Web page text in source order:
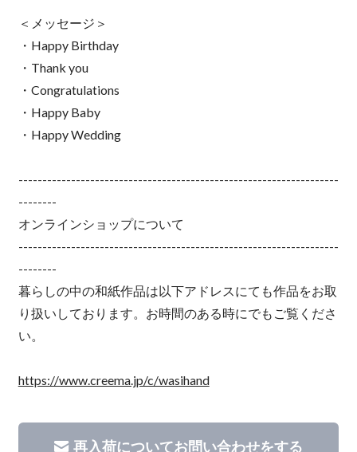
＜メッセージ＞
・Happy Birthday
・Thank you
・Congratulations
・Happy Baby
・Happy Wedding
-------------------------------------------------------------------
--------
オンラインショップについて
-------------------------------------------------------------------
--------
暮らしの中の和紙作品は以下アドレスにても作品をお取
り扱いしております。お時間のある時にでもご覧くださ
い。
https://www.creema.jp/c/wasihand
再入荷についてお問い合わせをする